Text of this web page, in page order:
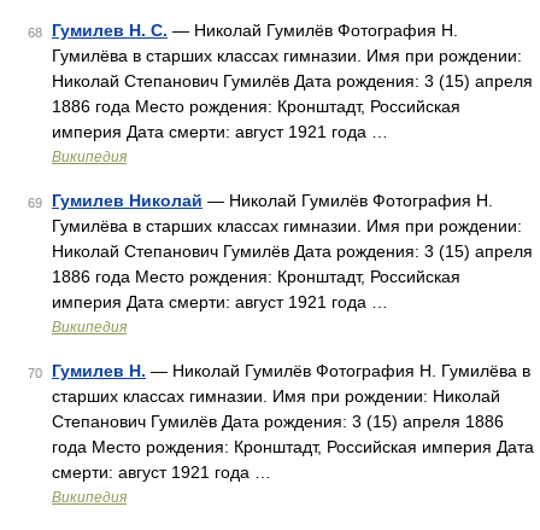
68 Гумилев Н. С. — Николай Гумилёв Фотография Н.
Гумилёва в старших классах гимназии. Имя при рождении:
Николай Степанович Гумилёв Дата рождения: 3 (15) апреля
1886 года Место рождения: Кронштадт, Российская
империя Дата смерти: август 1921 года …
Википедия
69 Гумилев Николай — Николай Гумилёв Фотография Н.
Гумилёва в старших классах гимназии. Имя при рождении:
Николай Степанович Гумилёв Дата рождения: 3 (15) апреля
1886 года Место рождения: Кронштадт, Российская
империя Дата смерти: август 1921 года …
Википедия
70 Гумилев Н. — Николай Гумилёв Фотография Н. Гумилёва в
старших классах гимназии. Имя при рождении: Николай
Степанович Гумилёв Дата рождения: 3 (15) апреля 1886
года Место рождения: Кронштадт, Российская империя Дата
смерти: август 1921 года …
Википедия